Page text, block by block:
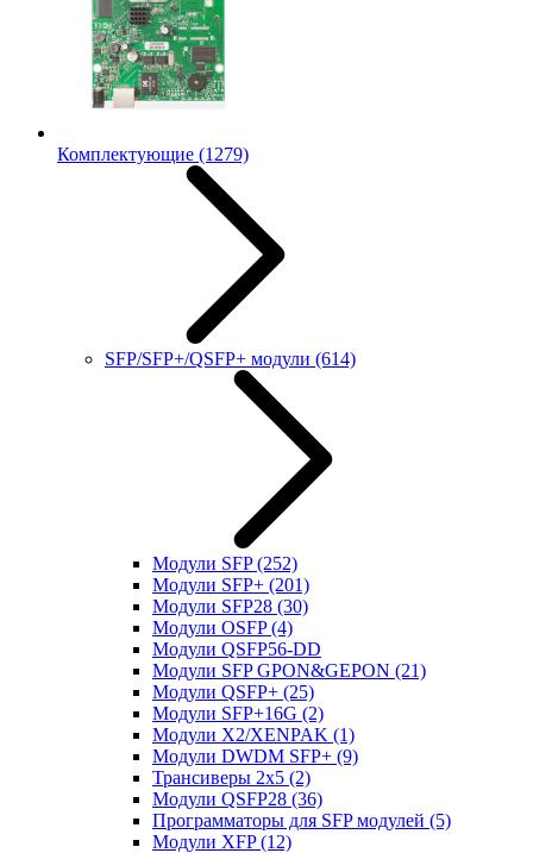
Комплектующие (1279)
SFP/SFP+/QSFP+ модули (614)
Модули SFP(252)
Модули SFP+ (201)
Модули SFP28 (30)
Модули OSFP(4)
Модули QSFP56-DD
Модули SFP GPON&GEPON (21)
Модули QSFP+ (25)
Модули SFP+16G (2)
Модули X2/XENPAK (1)
Модули DWDM SFP+ (9)
Трансиверы 2x5 (2)
Модули QSFP28 (36)
Программаторы для SFP модулей (5)
Модули XFP(12)